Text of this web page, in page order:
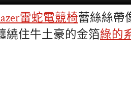
雷蛇電競椅蕾絲絲帶
繞住牛土豪的金箔綠的